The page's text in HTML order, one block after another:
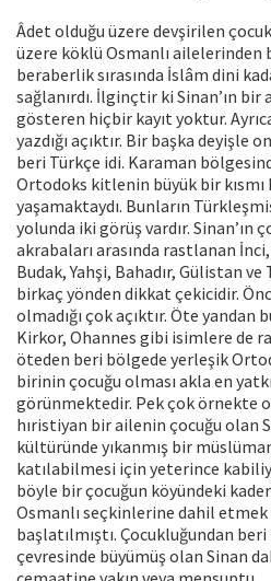
Âdet olduğu üzere devşirilen
üzere köklü Osmanlı ailelerinden
beraberlik sırasında İslâm dini
sağlanırdı. İlginçtir ki Sinan’ın bir
gösteren hiçbir kayıt yoktur.
yazdığı açıktır. Bir başka deyişle
beri Türkçe idi. Karaman
Ortodoks kitlenin büyük bir kısmı
yaşamaktaydı. Bunların
yolunda iki görüş vardır. Sinan’ın
akrabaları arasında rastlanan
Budak, Yahşi, Bahadır, Gülistan
birkaç yönden dikkat çekicidir.
olmadığı çok açıktır. Öte yandan
Kirkor, Ohannes gibi isimlere de
öteden beri bölgede yerleşik
birinin çocuğu olması akla en
görünmektedir. Pek çok örnekte
hıristiyan bir ailenin çocuğu olan
kültüründe yıkanmış bir
katılabilmesi için yeterince
böyle bir çocuğun köyündeki
Osmanlı seçkinlerine dahil
başlatılmıştı. Çocukluğundan
çevresinde büyümüş olan Sinan